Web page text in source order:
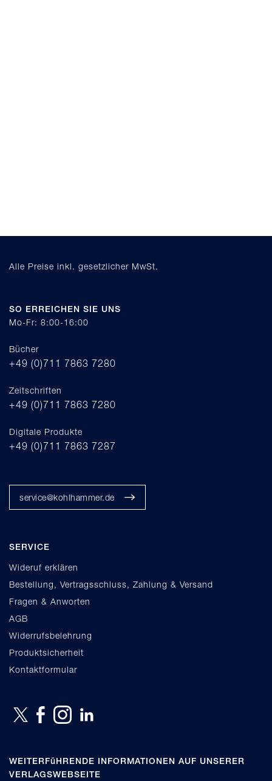
Alle Preise inkl. gesetzlicher MwSt.
SO ERREICHEN SIE UNS
Mo-Fr: 8:00-16:00
Bücher
+49 (0)711 7863 7280
Zeitschriften
+49 (0)711 7863 7280
Digitale Produkte
+49 (0)711 7863 7287
service@kohlhammer.de
SERVICE
Wideruf erklären
Bestellung, Vertragsschluss, Zahlung & Versand
Fragen & Anworten
AGB
Widerrufsbelehrung
Produktsicherheit
Kontaktformular
WEITERFüHRENDE INFORMATIONEN AUF UNSERER
VERLAGSWEBSEITE